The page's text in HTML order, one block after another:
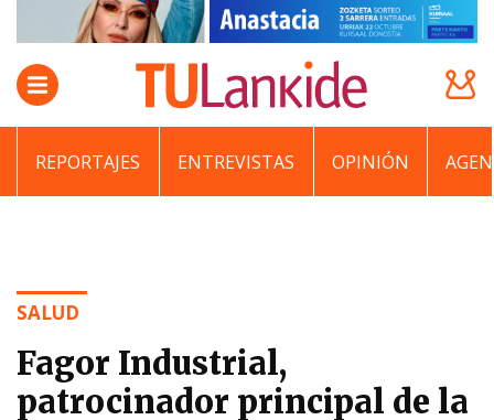
REPORTAJES ENTREVISTAS OPINIÓN
SALUD
Fagor Industrial,
patrocinador principal de la